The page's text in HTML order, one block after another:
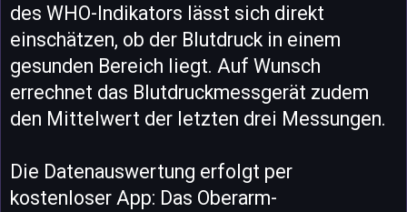
des WHO-Indikators lässt sich direkt
einschätzen, ob der Blutdruck in einem
gesunden Bereich liegt. Auf Wunsch
errechnet das Blutdruckmessgerät zudem
den Mittelwert der letzten drei Messungen.
Die Datenauswertung erfolgt per
kostenloser App: Das Oberarm-